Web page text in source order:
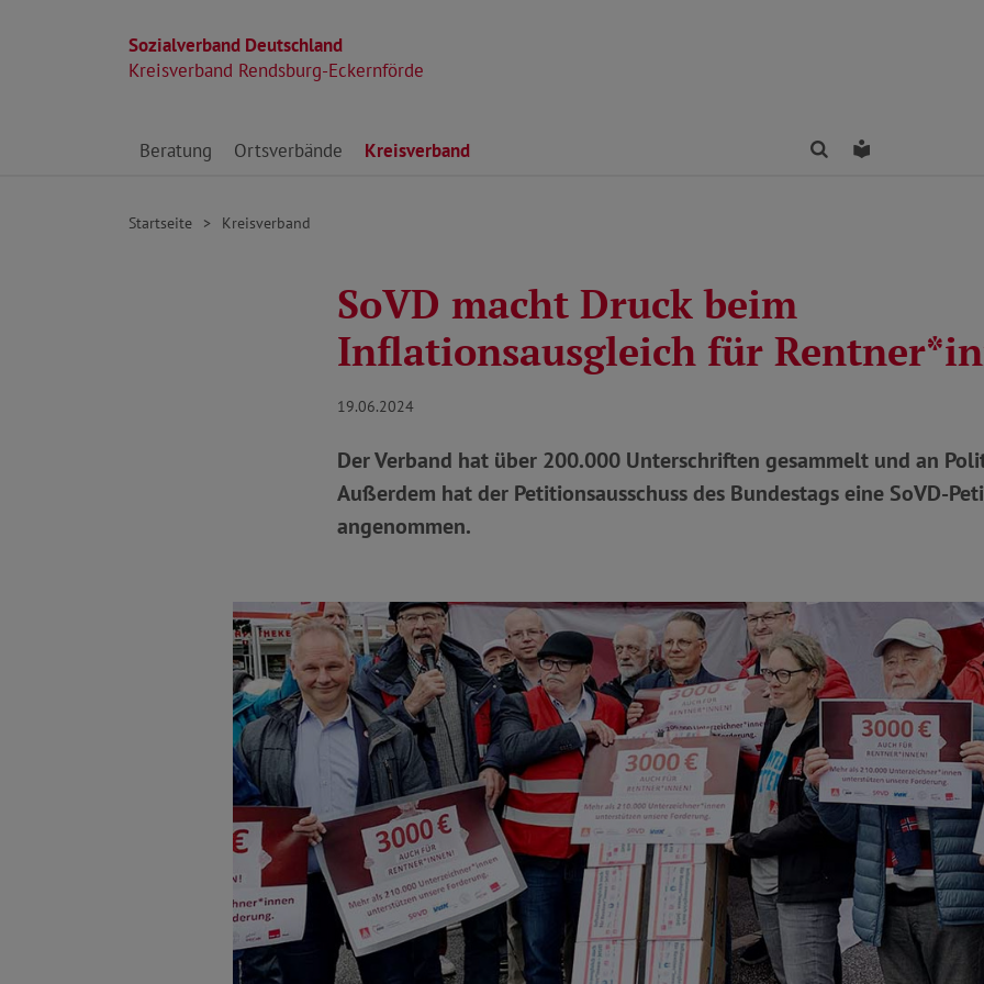
Sozialverband Deutschland
Kreisverband Rendsburg-Eckernförde
Direkt zu den Inhalten springen
Beratung Ortsverbände Kreisverband FindenLeichte
Startseite Kreisverband
SoVD macht Druck beim
Inflationsausgleich für
19.06.2024
Der Verband hat über 200.000 Unterschriften gesammelt und an
Außerdem hat der Petitionsausschuss des Bundestags eine SoVD-
angenommen.